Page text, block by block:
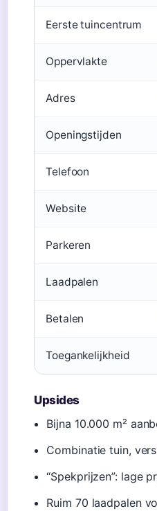
Eerste tuincentrum
Oppervlakte
Adres
Openingstijden
Telefoon
Website
Parkeren
Laadpalen
Betalen
Toegankelijkheid
Upsides
Bijna 10.000 m²
Combinatie tuin,
“Spekprijzen”: lage
Ruim 70 laadpalen